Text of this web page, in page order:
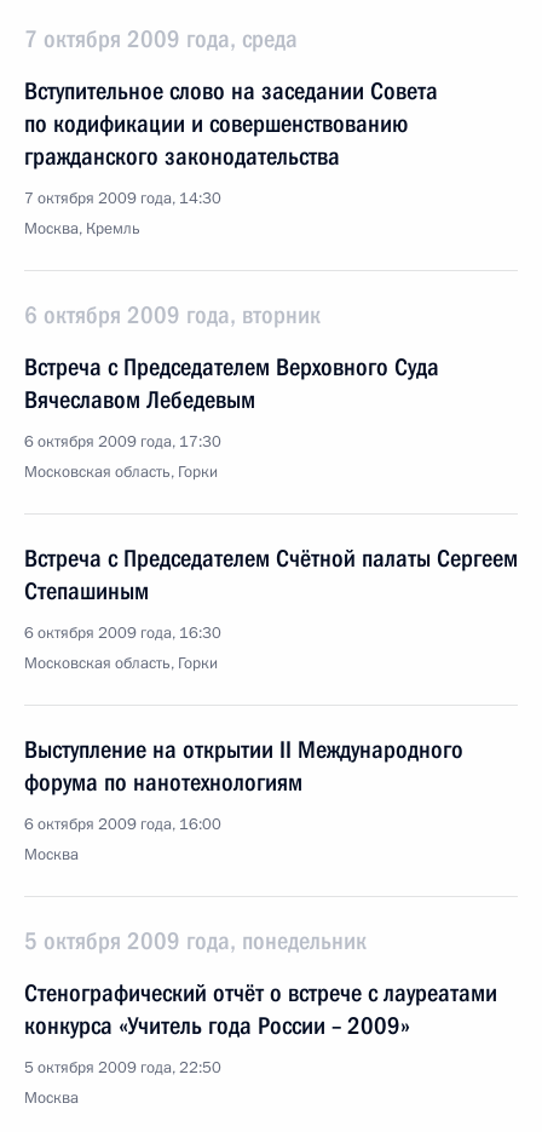
7 октября 2009 года, среда
Вступительное слово на заседании Совета
по кодификации и совершенствованию
гражданского законодательства
7 октября 2009 года, 14:30
Москва, Кремль
6 октября 2009 года, вторник
Встреча с Председателем Верховного Суда
Вячеславом Лебедевым
6 октября 2009 года, 17:30
Московская область, Горки
Встреча с Председателем Счётной палаты Сергеем
Степашиным
6 октября 2009 года, 16:30
Московская область, Горки
Выступление на открытии II Международного
форума по нанотехнологиям
6 октября 2009 года, 16:00
Москва
5 октября 2009 года, понедельник
Стенографический отчёт о встрече с лауреатами
конкурса «Учитель года России – 2009»
5 октября 2009 года, 22:50
Москва